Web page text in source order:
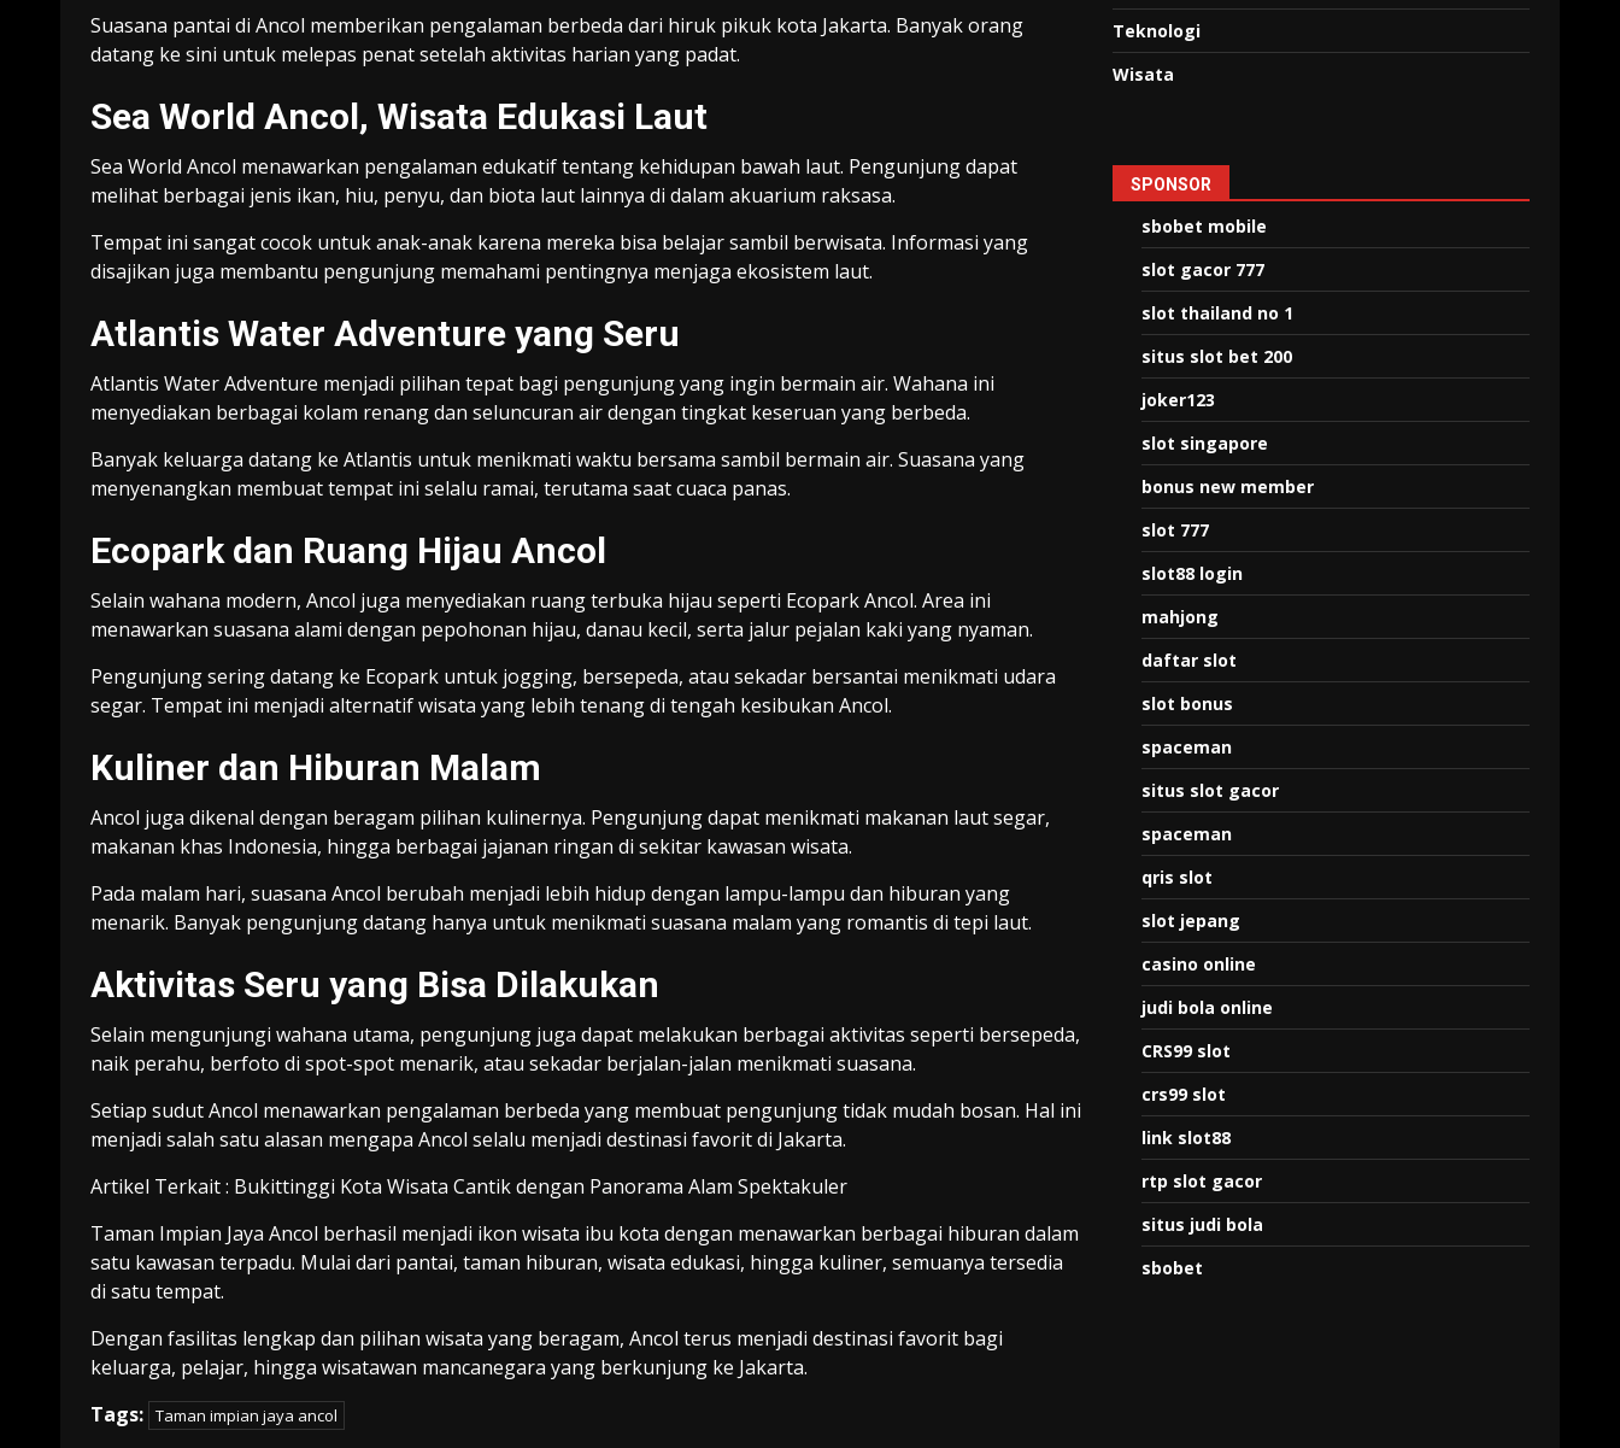
Suasana pantai di Ancol memberikan pengalaman berbeda dari hiruk pikuk kota Jakarta. Banyak orang
datang ke sini untuk melepas penat setelah aktivitas harian yang padat.
Sea World Ancol, Wisata Edukasi Laut
Sea World Ancol menawarkan pengalaman edukatif tentang kehidupan bawah laut. Pengunjung dapat
melihat berbagai jenis ikan, hiu, penyu, dan biota laut lainnya di dalam akuarium raksasa.
Tempat ini sangat cocok untuk anak-anak karena mereka bisa belajar sambil berwisata. Informasi yang
disajikan juga membantu pengunjung memahami pentingnya menjaga ekosistem laut.
Atlantis Water Adventure yang Seru
Atlantis Water Adventure menjadi pilihan tepat bagi pengunjung yang ingin bermain air. Wahana ini
menyediakan berbagai kolam renang dan seluncuran air dengan tingkat keseruan yang berbeda.
Banyak keluarga datang ke Atlantis untuk menikmati waktu bersama sambil bermain air. Suasana yang
menyenangkan membuat tempat ini selalu ramai, terutama saat cuaca panas.
Ecopark dan Ruang Hijau Ancol
Selain wahana modern, Ancol juga menyediakan ruang terbuka hijau seperti Ecopark Ancol. Area ini
menawarkan suasana alami dengan pepohonan hijau, danau kecil, serta jalur pejalan kaki yang nyaman.
Pengunjung sering datang ke Ecopark untuk jogging, bersepeda, atau sekadar bersantai menikmati udara
segar. Tempat ini menjadi alternatif wisata yang lebih tenang di tengah kesibukan Ancol.
Kuliner dan Hiburan Malam
Ancol juga dikenal dengan beragam pilihan kulinernya. Pengunjung dapat menikmati makanan laut segar,
makanan khas Indonesia, hingga berbagai jajanan ringan di sekitar kawasan wisata.
Pada malam hari, suasana Ancol berubah menjadi lebih hidup dengan lampu-lampu dan hiburan yang
menarik. Banyak pengunjung datang hanya untuk menikmati suasana malam yang romantis di tepi laut.
Aktivitas Seru yang Bisa Dilakukan
Selain mengunjungi wahana utama, pengunjung juga dapat melakukan berbagai aktivitas seperti bersepeda,
naik perahu, berfoto di spot-spot menarik, atau sekadar berjalan-jalan menikmati suasana.
Setiap sudut Ancol menawarkan pengalaman berbeda yang membuat pengunjung tidak mudah bosan. Hal ini
menjadi salah satu alasan mengapa Ancol selalu menjadi destinasi favorit di Jakarta.
Artikel Terkait : Bukittinggi Kota Wisata Cantik dengan Panorama Alam Spektakuler
Taman Impian Jaya Ancol berhasil menjadi ikon wisata ibu kota dengan menawarkan berbagai hiburan dalam
satu kawasan terpadu. Mulai dari pantai, taman hiburan, wisata edukasi, hingga kuliner, semuanya tersedia
di satu tempat.
Dengan fasilitas lengkap dan pilihan wisata yang beragam, Ancol terus menjadi destinasi favorit bagi
keluarga, pelajar, hingga wisatawan mancanegara yang berkunjung ke Jakarta.
Tags: Taman impian jaya ancol
Teknologi
Wisata
SPONSOR
sbobet mobile
slot gacor 777
slot thailand no 1
situs slot bet 200
joker123
slot singapore
bonus new member
slot 777
slot88 login
mahjong
daftar slot
slot bonus
spaceman
situs slot gacor
spaceman
qris slot
slot jepang
casino online
judi bola online
CRS99 slot
crs99 slot
link slot88
rtp slot gacor
situs judi bola
sbobet